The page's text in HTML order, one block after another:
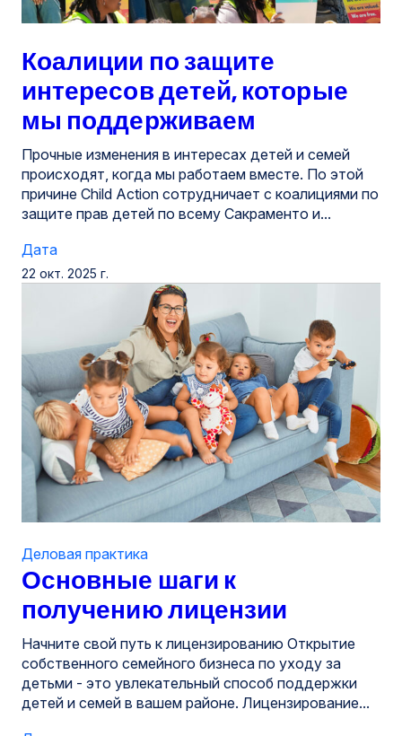
Коалиции по защите
интересов детей, которые
мы поддерживаем
Прочные изменения в интересах детей и семей
происходят, когда мы работаем вместе. По этой
причине Child Action сотрудничает с коалициями по
защите прав детей по всему Сакраменто и...
Дата
22 окт. 2025 г.
Основные шаги к
получению лицензии
Деловая практика
Начните свой путь к лицензированию Открытие
собственного семейного бизнеса по уходу за
детьми - это увлекательный способ поддержки
детей и семей в вашем районе. Лицензирование...